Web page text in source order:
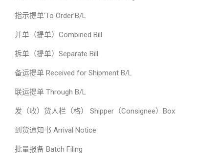
指示提单‘To Order’B/L
并单（提单）Combined Bill
拆单（提单）Separate Bill
备运提单 Received for Shipment B/L
联运提单 Through B/L
发（收）货人栏（格） Shipper（Consignee）Box
到货通知书 Arrival Notice
批量报备 Batch Filing